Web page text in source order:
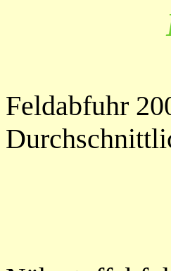
Feldabfuhr